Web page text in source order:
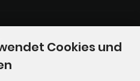
Cookies und